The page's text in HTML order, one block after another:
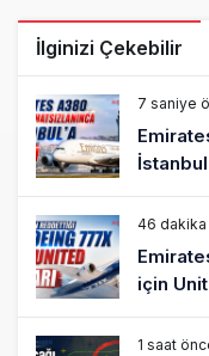
İlginizi Çekebilir
7 saniye
46
için
1 saat